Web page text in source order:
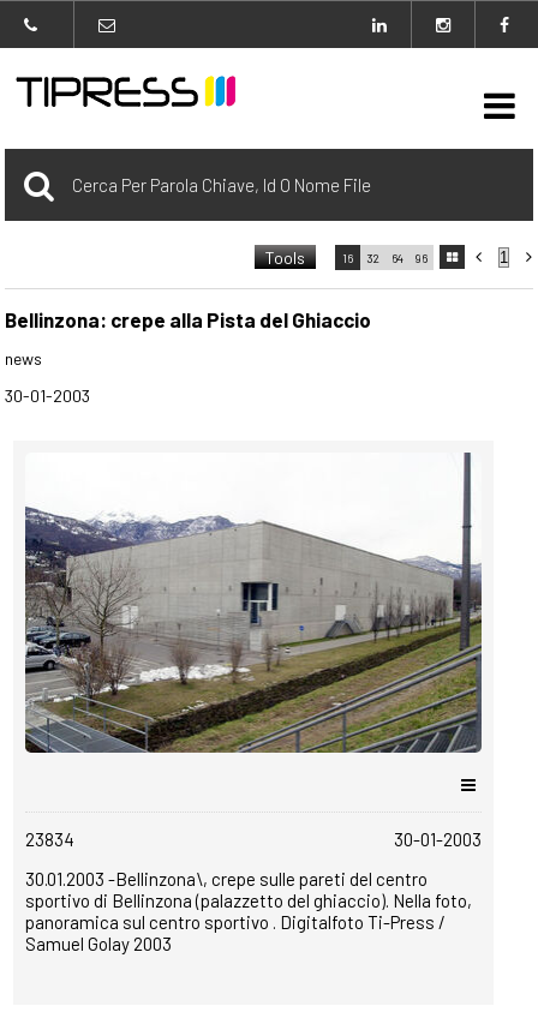
Archivio
carrello
copyrightfree

 
16 32 64 96 
Tools
0 Selezionato
Bellinzona: crepe alla Pista del Ghiaccio
news
30-01-2003
23834
30-01-2003
30.01.2003 -Bellinzona\, crepe sulle pareti del centro
sportivo di Bellinzona (palazzetto del ghiaccio). Nella foto,
panoramica sul centro sportivo . Digitalfoto Ti-Press /
Samuel Golay 2003